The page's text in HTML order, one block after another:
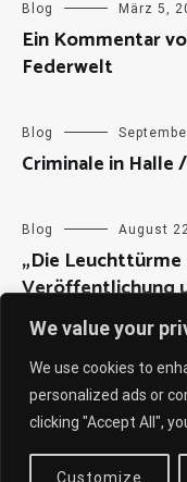
We value your
We use cookies to
personalized ads or
clicking "Accept All",
Customize
Blog März 5,
Ein Kommentar
Federwelt
Blog
Criminale in Halle
Blog August
„Die Leuchttürme
Veröffentlichung